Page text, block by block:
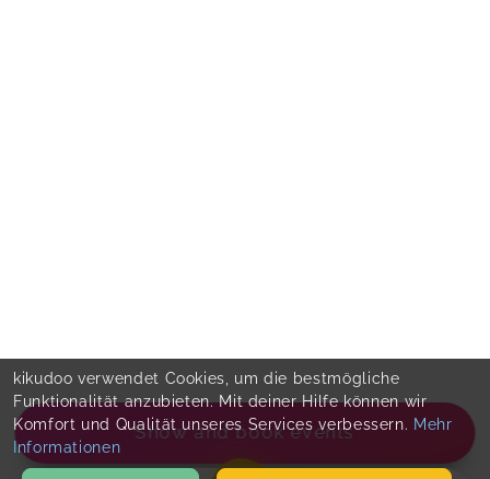
Show and book events
kikudoo verwendet Cookies, um die bestmögliche
Funktionalität anzubieten. Mit deiner Hilfe können wir
Komfort und Qualität unseres Services verbessern. Mehr
Informationen